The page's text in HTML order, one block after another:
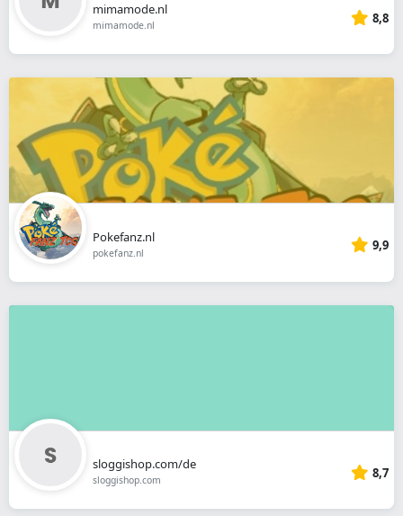
mimamode.nl
mimamode.nl 8,8
Pokefanz.nl
pokefanz.nl 9,9
sloggishop.com/de
sloggishop.com 8,7